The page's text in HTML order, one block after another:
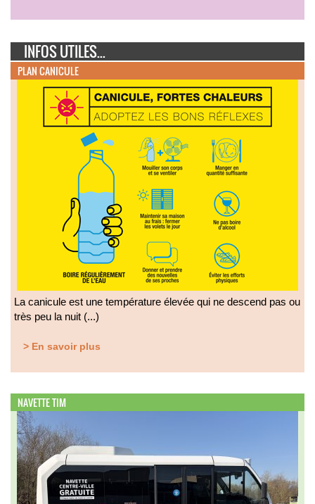
INFOS UTILES...
PLAN CANICULE
La canicule est une température élevée qui ne descend pas ou
très peu la nuit (...)
> En savoir plus
NAVETTE TIM